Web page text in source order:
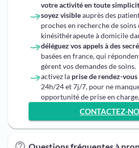
votre activité en toute
soyez visibleauprès des
proches en recherche de soins
kinésithérapeute à domicile
déléguez vos appels à des
basées en france, qui
gèrent vos demandes de soins.
activez la prise de rendez-
24h/24 et 7j/7, pour ne
opportunité de prise en charge.
CONTACTEZ-